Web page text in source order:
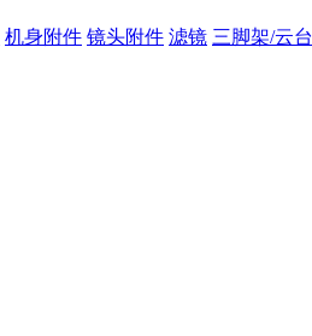
机身附件 镜头附件 滤镜 三脚架/云台